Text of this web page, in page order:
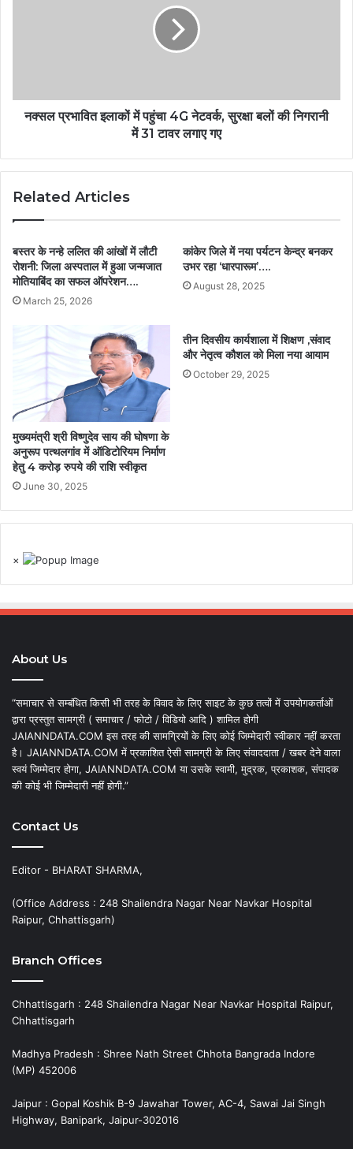
नक्सल प्रभावित इलाकों में पहुंचा 4G नेटवर्क, सुरक्षा बलों की निगरानी
में 31 टावर लगाए गए
Related Articles
बस्तर के नन्हे ललित की आंखों में लौटी
रोशनी: जिला अस्पताल में हुआ जन्मजात
मोतियाबिंद का सफल ऑपरेशन….
March 25, 2026
कांकेर जिले में नया पर्यटन केन्द्र बनकर
उभर रहा ‘धारपारूम’….
August 28, 2025
मुख्यमंत्री श्री विष्णुदेव साय की घोषणा के
अनुरूप पत्थलगांव में ऑडिटोरियम निर्माण
हेतु 4 करोड़ रुपये की राशि स्वीकृत
June 30, 2025
तीन दिवसीय कार्यशाला में शिक्षण ,संवाद
और नेतृत्व कौशल को मिला नया आयाम
October 29, 2025
×
About Us
“समाचार से सम्बंधित किसी भी तरह के विवाद के लिए साइट के कुछ तत्वों में उपयोगकर्ताओं
द्वारा प्रस्तुत सामग्री ( समाचार / फोटो / विडियो आदि ) शामिल होगी
JAIANNDATA.COM इस तरह की सामग्रियों के लिए कोई जिम्मेदारी स्वीकार नहीं करता
है। JAIANNDATA.COM में प्रकाशित ऐसी सामग्री के लिए संवाददाता / खबर देने वाला
स्वयं जिम्मेदार होगा, JAIANNDATA.COM या उसके स्वामी, मुद्रक, प्रकाशक, संपादक
की कोई भी जिम्मेदारी नहीं होगी.”
Contact Us
Editor - BHARAT SHARMA,
(Office Address : 248 Shailendra Nagar Near Navkar Hospital
Raipur, Chhattisgarh)
Branch Offices
Chhattisgarh : 248 Shailendra Nagar Near Navkar Hospital Raipur,
Chhattisgarh
Madhya Pradesh : Shree Nath Street Chhota Bangrada Indore
(MP) 452006
Jaipur : Gopal Koshik B-9 Jawahar Tower, AC-4, Sawai Jai Singh
Highway, Banipark, Jaipur-302016